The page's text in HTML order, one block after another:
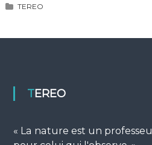
TEREO
TEREO
« La nature est un